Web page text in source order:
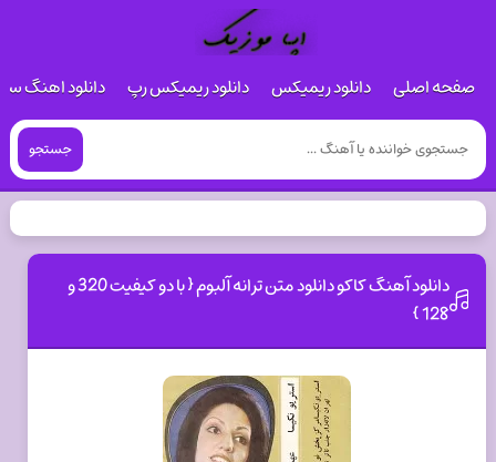
صفحه اصلی دانلود ریمیکس دانلود ریمیکس رپ دانلود اهنگ
جستجو
دانلود آهنگ کاکو دانلود متن ترانه آلبوم { با دو کیفیت 320 و
128 }